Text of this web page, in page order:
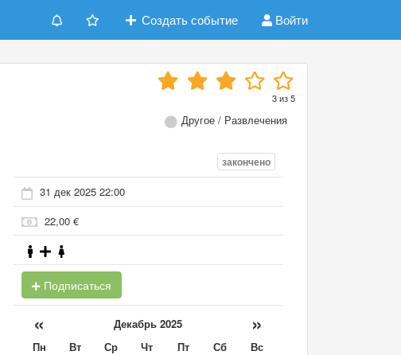
Создать событие Войти
3из5
Другое / Развлечения
закончено
31 дек 2025 22:00
22,00 €
Подписаться
« Декабрь 2025 »
Пн Вт Ср Чт Пт Сб
Вс